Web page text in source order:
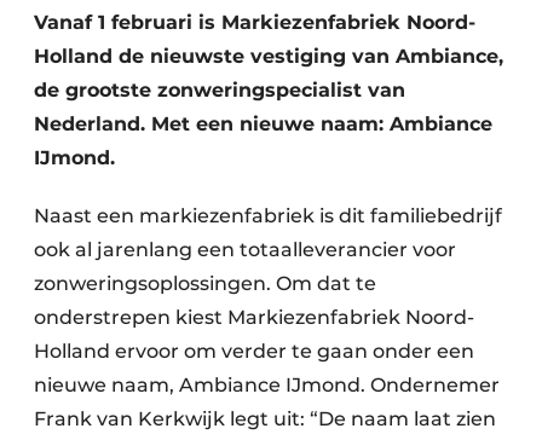
Vanaf 1 februari is Markiezenfabriek Noord-
Holland de nieuwste vestiging van Ambiance,
de grootste zonweringspecialist van
Nederland. Met een nieuwe naam: Ambiance
IJmond.
Naast een markiezenfabriek is dit familiebedrijf
ook al jarenlang een totaalleverancier voor
zonweringsoplossingen. Om dat te
onderstrepen kiest Markiezenfabriek Noord-
Holland ervoor om verder te gaan onder een
nieuwe naam, Ambiance IJmond. Ondernemer
Frank van Kerkwijk legt uit: “De naam laat zien